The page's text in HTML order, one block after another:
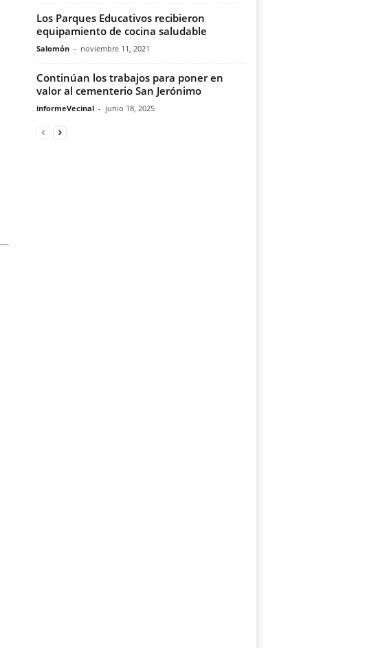
Los Parques Educativos recibieron
equipamiento de cocina saludable
Salomón - noviembre 11, 2021
Continúan los trabajos para poner en
valor al cementerio San Jerónimo
informeVecinal - junio 18, 2025